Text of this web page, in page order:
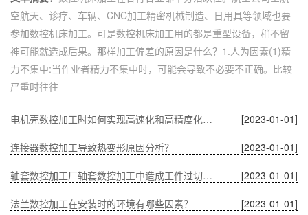
空航天、诊疗、车辆、CNC加工精密机械制造、日用具等领域也要
参加数控机床加工。可是数控机床加工用的都是重型设备，稍不留
神可能就造成后果。那样加工偏差的原因是什么？1.人为因素(1)精
力不集中:当作业者精力不集中时，可能会导致不必要不正确。比较
严重时往往
[2023-01-01]
电机壳数控加工时如何实现高速化和高精度化的问题？
[2023-01-01]
连接器数控加工导致热变形原因分析？
[2023-01-01]
轴套数控加工厂轴套数控加工中造成工件过切的原因？
[2023-01-01]
法兰数控加工在安装时的环境有哪些因素？